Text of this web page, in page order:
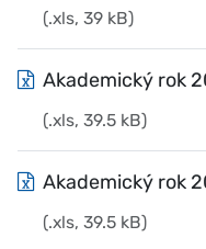
(.xls, 39 kB)
Akademický rok
(.xls, 39.5 kB)
Akademický rok
(.xls, 39.5 kB)